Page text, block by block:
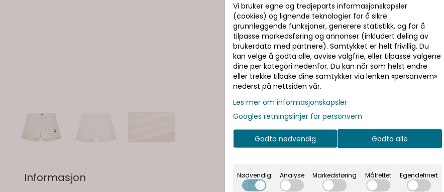
Informasjon
Vi bruker egne og tredjeparts informasjonskapsler
(cookies) og lignende teknologier for å sikre
grunnleggende funksjoner, generere statistikk, og for å
tilpasse markedsføring og annonser (inkludert deling av
brukerdata med partnere). Samtykket er helt frivillig. Du
kan velge å godta alle, avvise valgfrie, eller tilpasse valgene
dine per kategori nedenfor. Du kan når som helst endre
eller trekke tilbake dine samtykker via lenken «personvern»
nederst på nettsiden vår.
Les mer om informasjonskapsler
Googles retningslinjer for personvern
Godta nødvendig Godta alle
Nødvendig Analyse Markedsføring Målrettet Egendefinert